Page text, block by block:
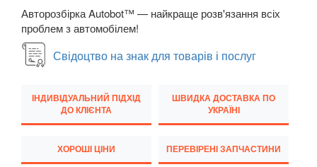
Golf V (1K1)
Golf V Variant (1K5)
Golf V Plus (5М1)
Golf VI (5K1)
Golf VI Cabrio (517)
Golf VI Variant (AJ5)
Авторозбірка Autobot™ — найкраще розв'язання всіх
проблем з автомобілем!
Свідоцтво на знак для товарів і послуг
ІНДИВІДУАЛЬНИЙ ПІДХІД
ДО КЛІЄНТА
ШВИДКА ДОСТАВКА ПО
УКРАЇНІ
ХОРОШІ ЦІНИ ПЕРЕВІРЕНІ ЗАПЧАСТИНИ